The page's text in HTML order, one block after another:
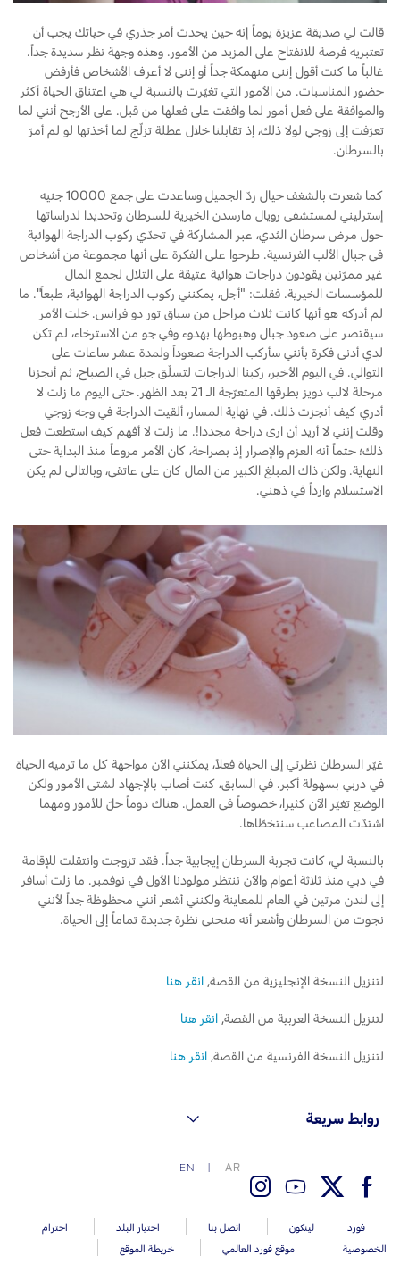
قالت لي صديقة عزيزة يوماً إنه حين يحدث أمر جذري في حياتك يجب أن
تعتبريه فرصة للانفتاح على المزيد من الأمور. وهذه وجهة نظر سديدة جداً.
غالباً ما كنت أقول إنني منهمكة جداً أو إنني لا أعرف الأشخاص فأرفض
حضور المناسبات. من الأمور التي تغيّرت بالنسبة لي هي اعتناق الحياة أكثر
والموافقة على فعل أمور لما وافقت على فعلها من قبل. على الأرجح أنني لما
تعرّفت إلى زوجي لولا ذلك، إذ تقابلنا خلال عطلة تزلّج لما أخذتها لو لم أمرّ
بالسرطان.
كما شعرت بالشغف حيال ردّ الجميل وساعدت على جمع 10000 جنيه
إسترليني لمستشفى رويال مارسدن الخيرية للسرطان وتحديدا لدراساتها
حول مرض سرطان الثدي، عبر المشاركة في تحدّي ركوب الدراجة الهوائية
في جبال الألب الفرنسية. طرحوا علي الفكرة على أنها مجموعة من أشخاص
غير ممرّنين يقودون دراجات هوائية عتيقة على التلال لجمع المال
للمؤسسات الخيرية. فقلت: "أجل، يمكنني ركوب الدراجة الهوائية، طبعاً". ما
لم أدركه هو أنها كانت ثلاث مراحل من سباق تور دو فرانس. خلت الأمر
سيقتصر على صعود جبال وهبوطها بهدوء وفي جو من الاسترخاء، لم تكن
لدي أدنى فكرة بأنني سأركب الدراجة صعوداً ولمدة عشر ساعات على
التوالي. في اليوم الأخير، ركبنا الدراجات لتسلّق جبل في الصباح، ثم أنجزنا
مرحلة لالب دويز بطرقها المتعرّجة الـ 21 بعد الظهر. حتى اليوم ما زلت لا
أدري كيف أنجزت ذلك. في نهاية المسار، ألقيت الدراجة في وجه زوجي
وقلت إنني لا أريد أن ارى دراجة مجددا!. ما زلت لا أفهم كيف استطعت فعل
ذلك؛ حتماً أنه العزم والإصرار إذ بصراحة، كان الأمر مروعاً منذ البداية حتى
النهاية. ولكن ذاك المبلغ الكبير من المال كان على عاتقي، وبالتالي لم يكن
الاستسلام وارداً في ذهني.
غيّر السرطان نظرتي إلى الحياة فعلاً، يمكنني الآن مواجهة كل ما ترميه الحياة
في دربي بسهولة أكبر. في السابق، كنت أصاب بالإجهاد لشتى الأمور ولكن
الوضع تغيّر الآن كثيرا، خصوصاً في العمل. هناك دوماً حلّ للأمور ومهما
اشتدّت المصاعب سنتخطّاها.
بالنسبة لي، كانت تجربة السرطان إيجابية جداً. فقد تزوجت وانتقلت للإقامة
في دبي منذ ثلاثة أعوام والآن ننتظر مولودنا الأول في نوفمبر. ما زلت أسافر
إلى لندن مرتين في العام للمعاينة ولكنني أشعر أنني محظوظة جداً لأنني
نجوت من السرطان وأشعر أنه منحني نظرة جديدة تماماً إلى الحياة.
لتنزيل النسخة الإنجليزية من القصة, انقر هنا
لتنزيل النسخة العربية من القصة, انقر هنا
لتنزيل النسخة الفرنسية من القصة, انقر هنا
AR
EN
فورد لينكون اتصل بنا اختيار البلد
احترام
الخصوصية
موقع فورد العالمي خريطة الموقع
روابط سريعة